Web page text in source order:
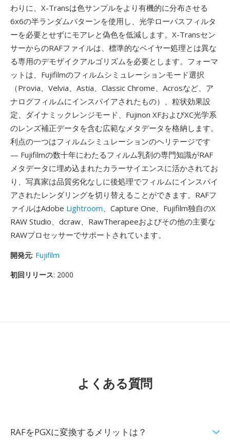
わりに、X-Transは色サンプルをより有機的に分布させる
6x6の半ランダムパターンを使用し、光学ローパスフィルタ
ーを必要とせずにモアレと偽色を低減します。X-Transセン
サーからのRAFファイルは、標準的なベイヤー処理とは異な
る専用のデモザイクアルゴリズムを必要とします。フォーマ
ットは、Fujifilmのフィルムシミュレーションモード選択
（Provia、Velvia、Astia、Classic Chrome、Acrosなど、ア
ナログフィルムにインスパイアされたもの）、粒状効果設
定、ダイナミックレンジモード、Fujinon XFおよびXC光学系
のレンズ補正データを含む広範なメタデータを格納します。
利点の一つはフィルムシミュレーションのヘリテージです
— Fujifilmの数十年にわたるフィルム乳剤の専門知識がRAF
メタデータに埋め込まれたカラーサイエンスに活かされてお
り、写真家は品質劣化なしに後処理でフィルムにインスパイ
アされたレンダリングを切り替えることができます。RAFフ
ァイルはAdobe Lightroom、Capture One、Fujifilm独自のX
RAW Studio、dcraw、RawTherapeeおよびその他の主要な
RAWプロセッサーでサポートされています。
開発元: Fujifilm
初回リリース: 2000
よくある質問
RAFをPGXに変換するメリットは？